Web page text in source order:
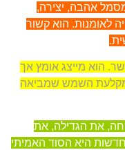
אהבה, יצירה,
לאומנות. הוא קשור
הוא מייצג אומץ אך
מקלעת השמש שמביאה
את הגדילה, את
היא הסוד האמיתי